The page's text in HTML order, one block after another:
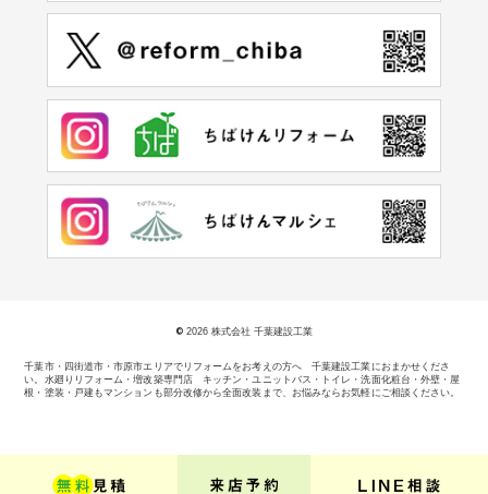
千葉市・四街道市・市原市エリアでリフォームをお考えの方へ 千葉建設工業におまかせくださ
い。 水廻りリフォーム・増改築専門店 キッチン・ユニットバス・トイレ・洗面化粧台・外壁・屋
根・塗装・戸建もマンションも部分改修から全面改装まで、お悩みならお気軽にご相談ください。
© 2026 株式会社 千葉建設工業